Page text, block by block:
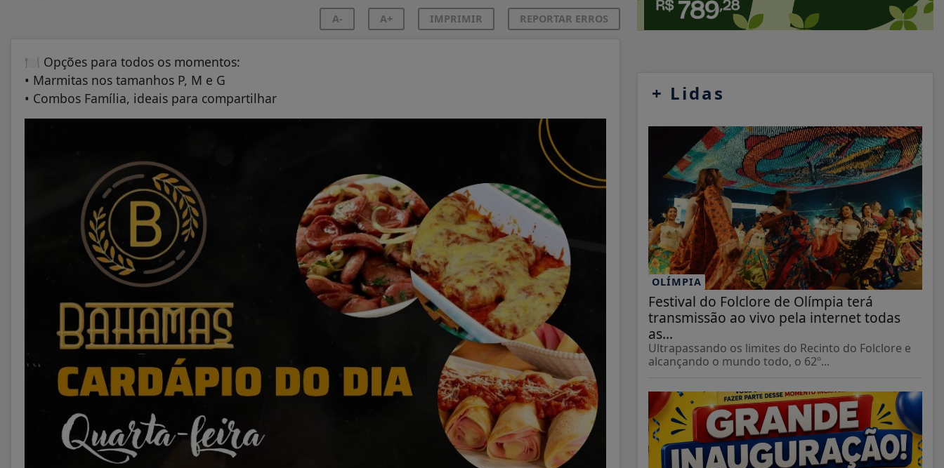
A- A+ IMPRIMIR REPORTAR ERROS
🍽️ Opções para todos os momentos:
• Marmitas nos tamanhos P, M e G
• Combos Família, ideais para compartilhar
+ Lidas
OLÍMPIA
Festival do Folclore de Olímpia terá
transmissão ao vivo pela internet todas
as...
Ultrapassando os limites do Recinto do Folclore e
alcançando o mundo todo, o 62º...